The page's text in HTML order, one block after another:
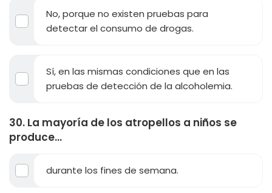
No, porque no existen pruebas para
detectar el consumo de drogas.
Sí, en las mismas condiciones que en las
pruebas de detección de la alcoholemia.
30. La mayoría de los atropellos a niños se
produce...
durante los fines de semana.